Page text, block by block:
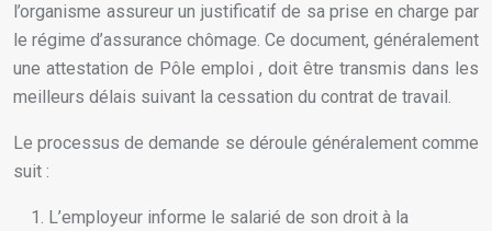
l’organisme assureur un justificatif de sa prise en charge par
le régime d’assurance chômage. Ce document, généralement
une attestation de Pôle emploi , doit être transmis dans les
meilleurs délais suivant la cessation du contrat de travail.
Le processus de demande se déroule généralement comme
suit :
L’employeur informe le salarié de son droit à la